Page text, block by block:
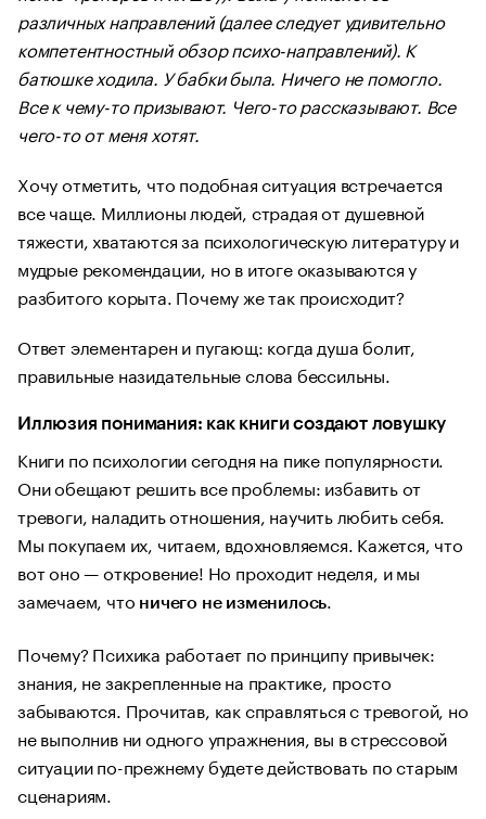
различных направлений (далее следует удивительно
компетентностный обзор психо-направлений). К
батюшке ходила. У бабки была. Ничего не помогло.
Все к чему-то призывают. Чего-то рассказывают. Все
чего-то от меня хотят.
Хочу отметить, что подобная ситуация встречается
все чаще. Миллионы людей, страдая от душевной
тяжести, хватаются за психологическую литературу и
мудрые рекомендации, но в итоге оказываются у
разбитого корыта. Почему же так происходит?
Ответ элементарен и пугающ: когда душа болит,
правильные назидательные слова бессильны.
Иллюзия понимания: как книги создают ловушку
Книги по психологии сегодня на пике популярности.
Они обещают решить все проблемы: избавить от
тревоги, наладить отношения, научить любить себя.
Мы покупаем их, читаем, вдохновляемся. Кажется, что
вот оно — откровение! Но проходит неделя, и мы
замечаем, что ничего не изменилось.
Почему? Психика работает по принципу привычек:
знания, не закрепленные на практике, просто
забываются. Прочитав, как справляться с тревогой, но
не выполнив ни одного упражнения, вы в стрессовой
ситуации по-прежнему будете действовать по старым
сценариям.